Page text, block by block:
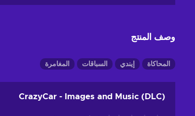
وصف المنتج
المحاكاة إيندي السباقات المغامرة
CrazyCar - Images and Music (DLC)